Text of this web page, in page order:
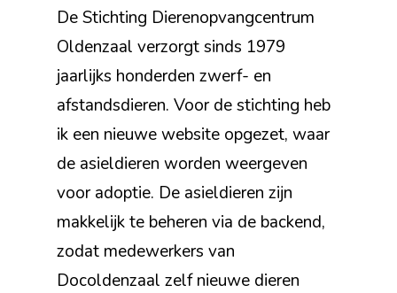
De Stichting Dierenopvangcentrum
Oldenzaal verzorgt sinds 1979
jaarlijks honderden zwerf- en
afstandsdieren. Voor de stichting heb
ik een nieuwe website opgezet, waar
de asieldieren worden weergeven
voor adoptie. De asieldieren zijn
makkelijk te beheren via de backend,
zodat medewerkers van
Docoldenzaal zelf nieuwe dieren